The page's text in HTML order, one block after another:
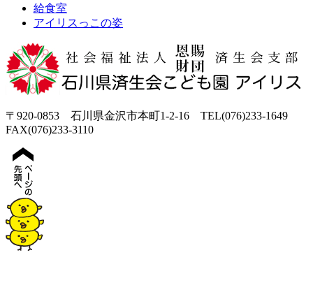
給食室
アイリスっこの姿
〒920-0853 石川県金沢市本町1-2-16 TEL(076)233-1649
FAX(076)233-3110